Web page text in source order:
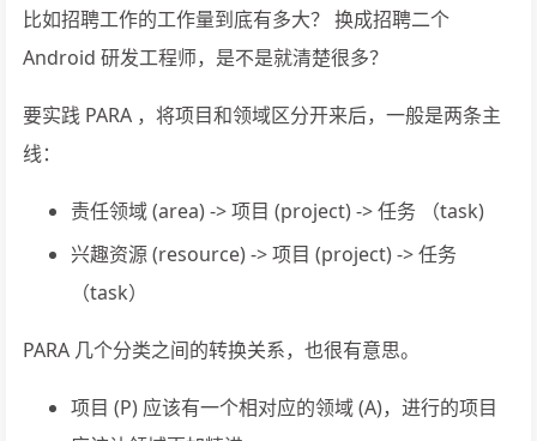
比如招聘工作的工作量到底有多大？ 换成招聘二个
Android 研发工程师，是不是就清楚很多？
要实践 PARA ，将项目和领域区分开来后，一般是两条主
线：
责任领域 (area) -> 项目 (project) -> 任务 （task)
兴趣资源 (resource) -> 项目 (project) -> 任务
（task）
PARA 几个分类之间的转换关系，也很有意思。
项目 (P) 应该有一个相对应的领域 (A)，进行的项目